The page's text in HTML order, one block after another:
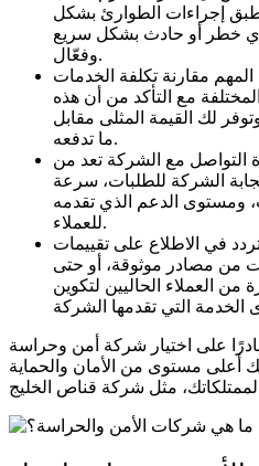
إجراءات الطوارئ بشكل
أي خطر أو حادث بشكل سريع
وفعّال.
المهم مقارنة تكلفة الخدمات
مع التأكد من أن هذه
لك القيمة المثلى مقابل
ما تدفعه.
التواصل مع الشركة تعد من
الشركة للطلبات، سرعة
ومستوى الدعم الذي تقدمه
للعملاء.
في الاطلاع على تقييمات
من مصادر موثوقة، أو حتى
العملاء الحاليين لتكوين
على اختيار شركة أمن وحراسة
أعلى مستوى من الأمان والحماية